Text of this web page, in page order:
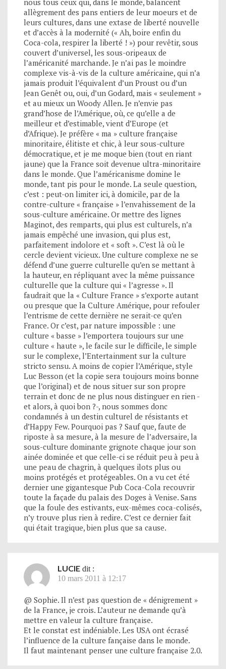
nous tous ceux qui, dans le monde, balancent
allègrement des pans entiers de leur moeurs et de
leurs cultures, dans une extase de liberté nouvelle
et d’accès à la modernité (« Ah, boire enfin du
Coca-cola, respirer la liberté ! ») pour revêtir, sous
couvert d’universel, les sous-oripeaux de
l’américanité marchande. Je n’ai pas le moindre
complexe vis-à-vis de la culture américaine, qui n’a
jamais produit l’équivalent d’un Proust ou d’un
Jean Genêt ou, oui, d’un Godard, mais « seulement »
et au mieux un Woody Allen. Je n’envie pas
grand’hose de l’Amérique, où, ce qu’elle a de
meilleur et d’estimable, vient d’Europe (et
d’Afrique). Je préfère « ma » culture française
minoritaire, élitiste et chic, à leur sous-culture
démocratique, et je me moque bien (tout en riant
jaune) que la France soit devenue ultra-minoritaire
dans le monde. Que l’américanisme domine le
monde, tant pis pour le monde. La seule question,
c’est : peut-on limiter ici, à domicile, par de la
contre-culture « française » l’envahissement de la
sous-culture américaine. Or mettre des lignes
Maginot, des remparts, qui plus est culturels, n’a
jamais empêché une invasion, qui plus est,
parfaitement indolore et « soft ». C’est là où le
cercle devient vicieux. Une culture complexe ne se
défend d’une guerre culturelle qu’en se mettant à
la hauteur, en répliquant avec la même puissance
culturelle que la culture qui « l’agresse ». Il
faudrait que la « Culture France » s’exporte autant
ou presque que la Culture Amérique, pour refouler
l’entrisme de cette dernière ne serait-ce qu’en
France. Or c’est, par nature impossible : une
culture « basse » l’emportera toujours sur une
culture « haute », le facile sur le difficile, le simple
sur le complexe, l’Entertainment sur la culture
stricto sensu. A moins de copier l’Amérique, style
Luc Besson (et la copie sera toujours moins bonne
que l’original) et de nous situer sur son propre
terrain et donc de ne plus nous distinguer en rien -
et alors, à quoi bon ?-, nous sommes donc
condamnés à un destin culturel de résistants et
d’Happy Few. Pourquoi pas ? Sauf que, faute de
riposte à sa mesure, à la mesure de l’adversaire, la
sous-culture dominante grignote chaque jour son
ainée dominée et que celle-ci se réduit peu à peu à
une peau de chagrin, à quelques ilots plus ou
moins protégés et protégeables. On a vu cet été
dernier une gigantesque Pub Coca-Cola recouvrir
toute la façade du palais des Doges à Venise. Sans
que la foule des estivants, eux-mêmes coca-colisés,
n’y trouve plus rien à redire. C’est ce dernier fait
qui était tragique, bien plus que sa cause.
LUCIE dit :
10 mars 2011 à 12:17
@ Sophie. Il n’est pas question de « dénigrement »
de la France, je crois. L’auteur ne demande qu’à
mettre en valeur la culture française.
Et le constat est indéniable. Les USA ont écrasé
l’influence de la culture fançaise dans le monde.
Il faut maintenant penser une culture française 2.0.